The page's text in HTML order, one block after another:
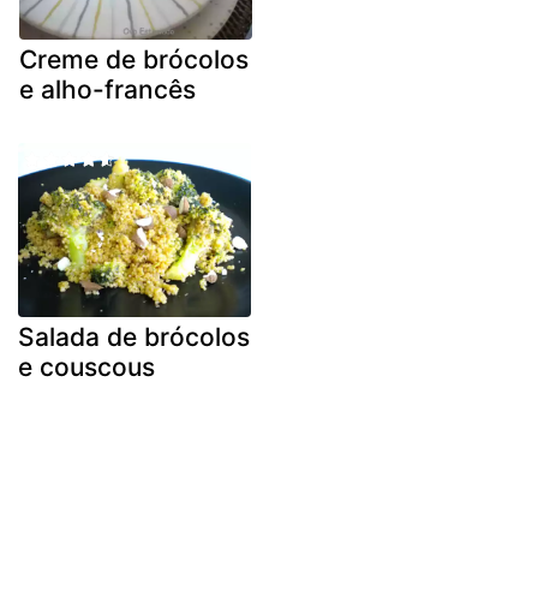
Creme de brócolos
e alho-francês
Salada de brócolos
e couscous